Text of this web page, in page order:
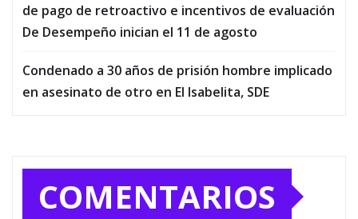
de pago de retroactivo e incentivos de evaluación
De Desempeño inician el 11 de agosto
Condenado a 30 años de prisión hombre implicado
en asesinato de otro en El Isabelita, SDE
COMENTARIOS